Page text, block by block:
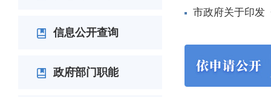
信息公开查询
政府部门职能
市政府关于印发